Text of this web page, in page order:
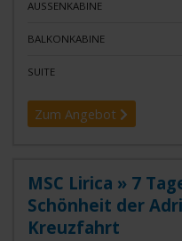
AUSSENKABINE
BALKONKABINE
SUITE
Zum Angebot
MSC Lirica » 7
Schönheit der
Kreuzfahrt